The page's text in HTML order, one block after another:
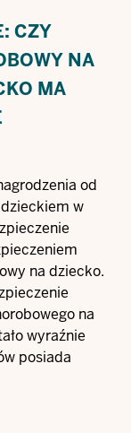
CZY
NA
MA
od
w
na dziecko.
na
wyraźnie
posiada